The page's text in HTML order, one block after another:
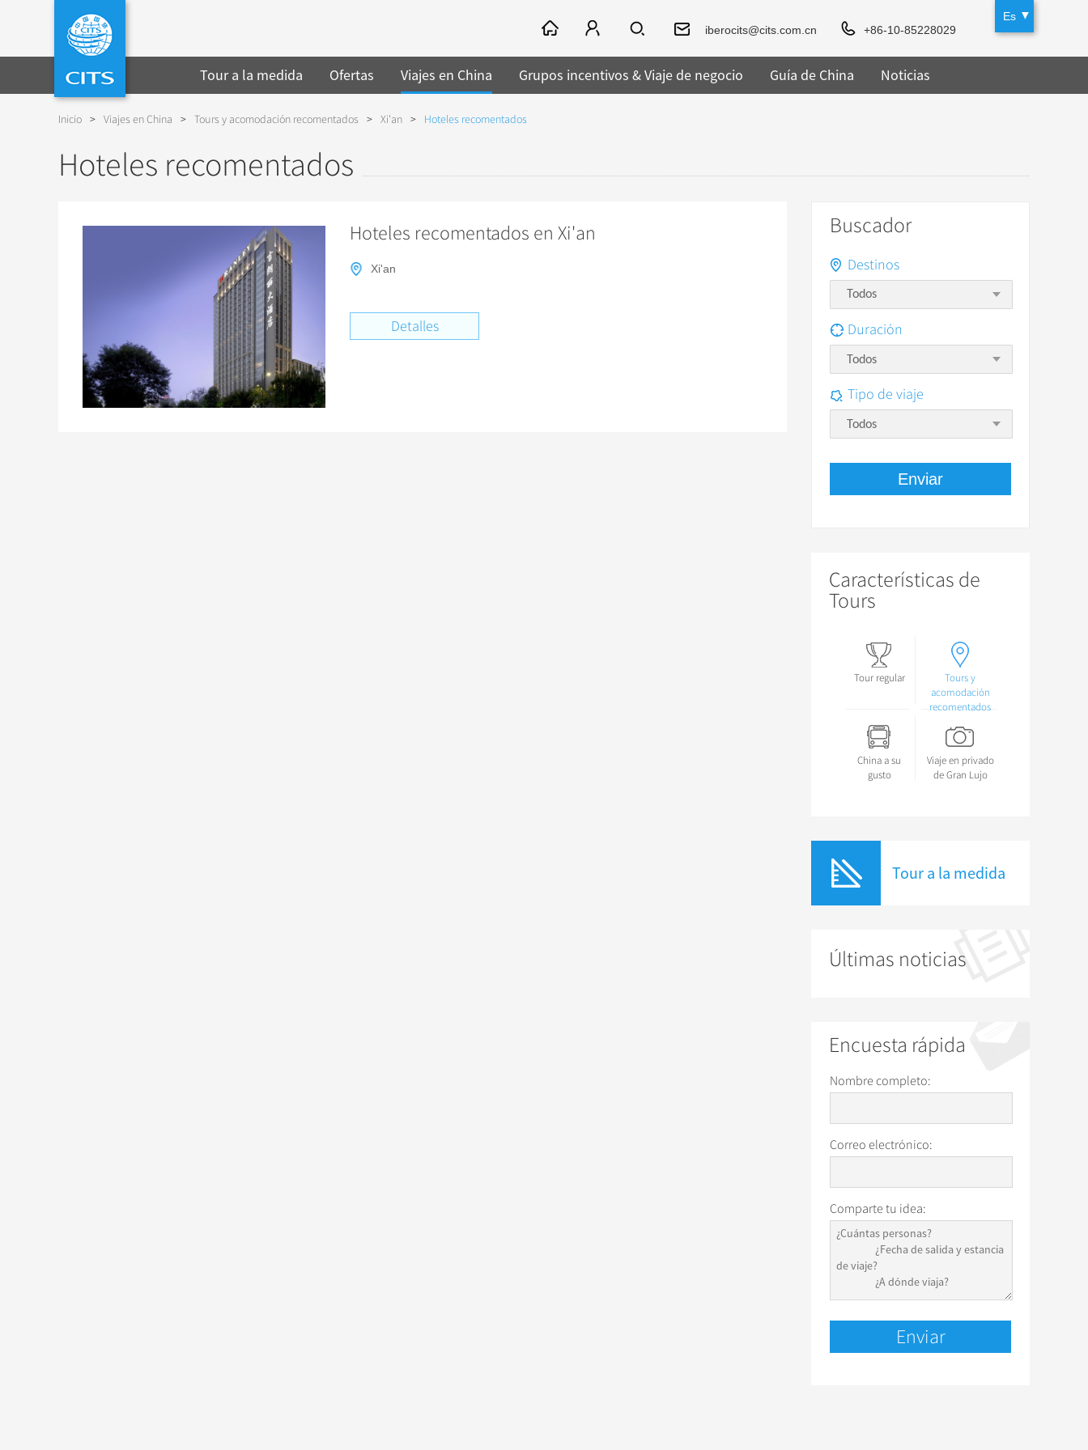
Es
iberocits@cits.com.cn
+86-10-85228029
Tour a la medida Ofertas Viajes en China Grupos incentivos & Viaje de negocio Guía de China Noticias
Inicio > Viajes en China > Tours y acomodación recomentados > Xi'an > Hoteles recomentados
Hoteles recomentados
Hoteles recomentados en Xi'an
Xi'an
Detalles
Buscador
Destinos
Duración
Todos
Tipo de viaje
Todos
Características de
Tours
Tour regular
Tours y
acomodación
recomentados
China a su
gusto
Viaje en privado
de Gran Lujo
Tour a la medida
Últimas noticias
Encuesta rápida
Nombre completo:
Correo electrónico:
Comparte tu idea: